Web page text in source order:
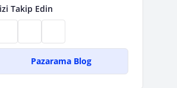
Takip Edin
Pazarama Blog